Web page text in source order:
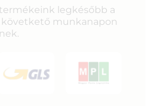
legkésőbb a
munkanapon